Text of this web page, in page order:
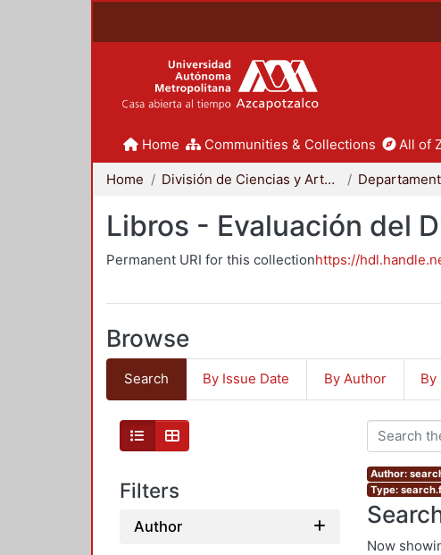
Home Communities & Collections All of
Home División de Ciencias y Artes para el Diseño
Libros - Evaluación del
Permanent URI for this collectionhttps://
Browse
Search By Issue Date By Author By
Filters
Author
Author:
Type:
Now